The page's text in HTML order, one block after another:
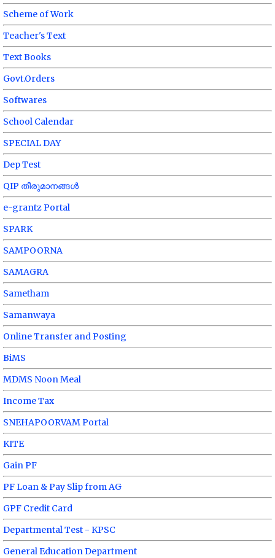
Scheme of Work
Teacher's Text
Text Books
Govt.Orders
Softwares
School Calendar
SPECIAL DAY
Dep Test
QIP തീരുമാനങ്ങൾ
e-grantz Portal
SPARK
SAMPOORNA
SAMAGRA
Sametham
Samanwaya
Online Transfer and Posting
BiMS
MDMS Noon Meal
Income Tax
SNEHAPOORVAM Portal
KITE
Gain PF
PF Loan & Pay Slip from AG
GPF Credit Card
Departmental Test - KPSC
General Education Department